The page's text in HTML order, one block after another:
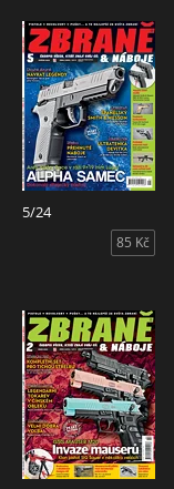
5/24
85 Kč